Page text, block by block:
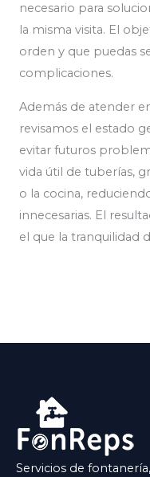
necesario para
la misma visita. El
orden y que puedas
complicaciones.
Además de atender
revisamos el estado
evitar futuros
vida útil de tuberías,
o la cocina,
innecesarias. El
el que la tranquilidad
Servicios de